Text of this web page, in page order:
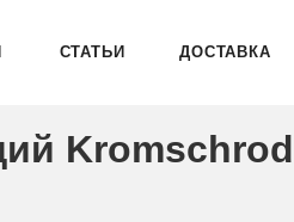
СТАТЬИ ДОСТАВКА